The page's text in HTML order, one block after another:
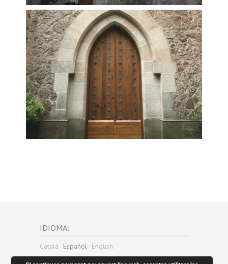
IDIOMA:
Català Español English